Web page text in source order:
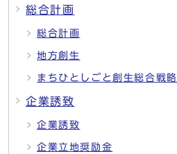
総合計画
総合計画
地方創生
まちひとしごと創生総合戦略
企業誘致
企業誘致
企業立地奨励金